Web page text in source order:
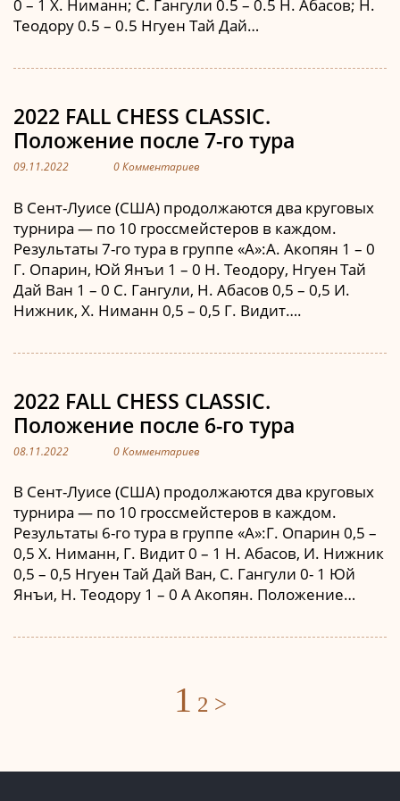
0 – 1 Х. Ниманн; С. Гангули 0.5 – 0.5 Н. Абасов; Н.
Теодору 0.5 – 0.5 Нгуен Тай Дай…
2022 FALL CHESS CLASSIC.
Положение после 7-го тура
09.11.2022 0 Комментариев
В Сент-Луисе (США) продолжаются два круговых
турнира — по 10 гроссмейстеров в каждом.
Результаты 7-го тура в группе «А»:А. Акопян 1 – 0
Г. Опарин, Юй Янъи 1 – 0 Н. Теодору, Нгуен Тай
Дай Ван 1 – 0 С. Гангули, Н. Абасов 0,5 – 0,5 И.
Нижник, Х. Ниманн 0,5 – 0,5 Г. Видит….
2022 FALL CHESS CLASSIC.
Положение после 6-го тура
08.11.2022 0 Комментариев
В Сент-Луисе (США) продолжаются два круговых
турнира — по 10 гроссмейстеров в каждом.
Результаты 6-го тура в группе «А»:Г. Опарин 0,5 –
0,5 Х. Ниманн, Г. Видит 0 – 1 Н. Абасов, И. Нижник
0,5 – 0,5 Нгуен Тай Дай Ван, С. Гангули 0- 1 Юй
Янъи, Н. Теодору 1 – 0 А Акопян. Положение…
Posts
1 2 >